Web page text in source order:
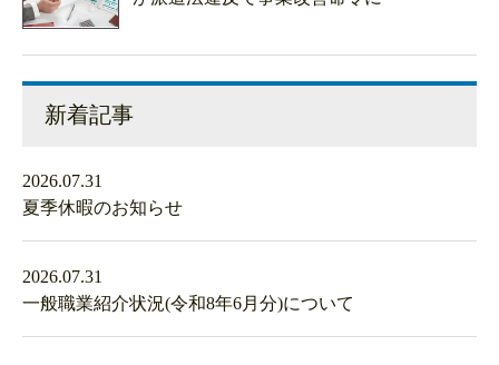
新着記事
2026.07.31
夏季休暇のお知らせ
2026.07.31
一般職業紹介状況(令和8年6月分)について